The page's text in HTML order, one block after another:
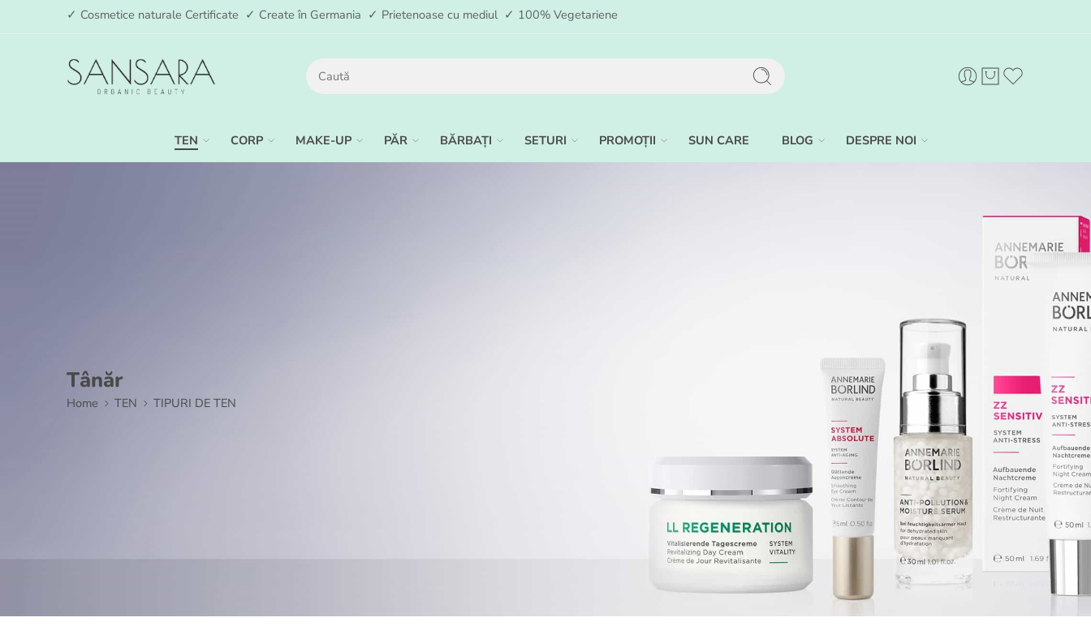
✓ Cosmetice naturale Certificate ✓ Create în Germania ✓ Prietenoase cu mediul ✓ 100% Vegetariene
TEN CORP MAKE-UP PĂR BĂRBAȚI SETURI PROMOȚII SUN CARE BLOG DESPRE NOI
Tânăr
Home TEN TIPURI DE TEN